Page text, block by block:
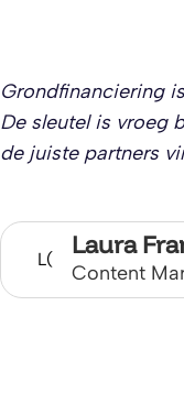
Grondfinanciering
De sleutel is vroeg
de juiste partners
L( Laura
Content